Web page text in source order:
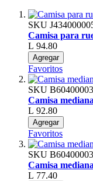
SKU
Camisa para
L 94.80
Agregar
Favoritos
SKU
Camisa
L 92.80
Agregar
Favoritos
SKU
Camisa
L 77.40